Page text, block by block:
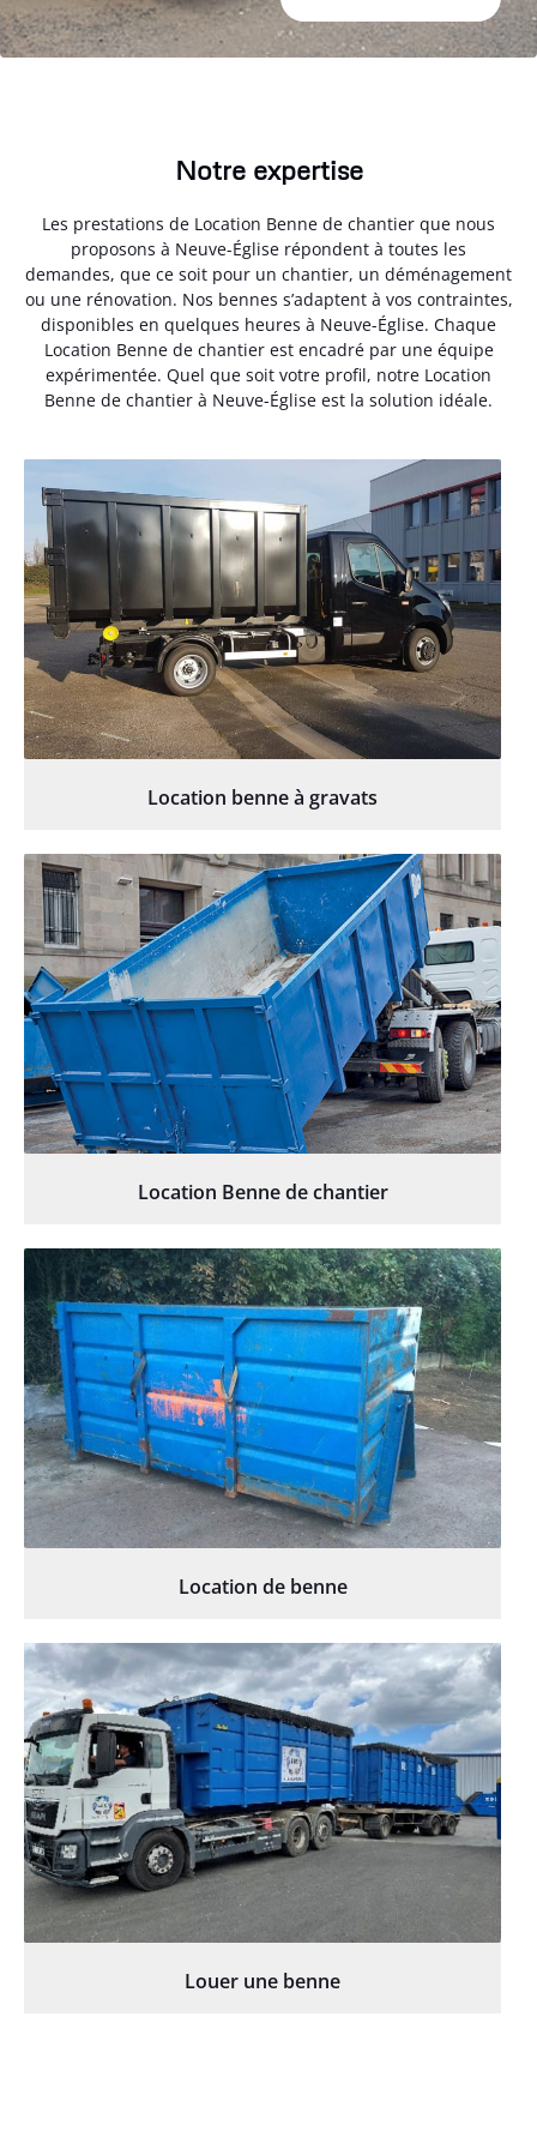
Notre expertise
Les prestations de Location Benne de chantier que nous
proposons à Neuve-Église répondent à toutes les
demandes, que ce soit pour un chantier, un déménagement
ou une rénovation. Nos bennes s’adaptent à vos contraintes,
disponibles en quelques heures à Neuve-Église. Chaque
Location Benne de chantier est encadré par une équipe
expérimentée. Quel que soit votre profil, notre Location
Benne de chantier à Neuve-Église est la solution idéale.
Location benne à gravats
Location Benne de chantier
Location de benne
Louer une benne